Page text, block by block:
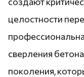
целостности
сверления
поколения,